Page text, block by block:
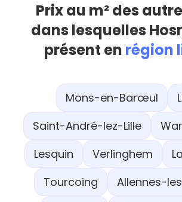
Prix au m² des
dans lesquelles
présent en région
Mons-en-Barœul
Saint-André-lez-Lille
Lesquin
Verlinghem
Tourcoing
Allennes-